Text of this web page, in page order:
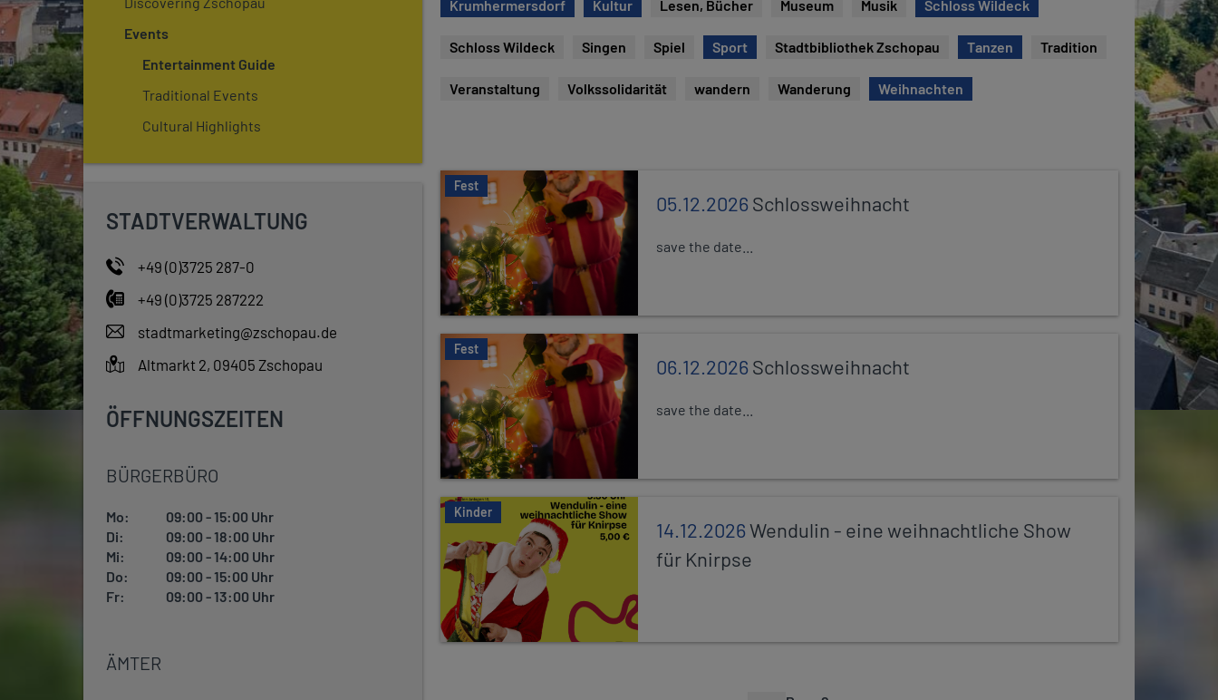
Events
Entertainment Guide
Traditional Events
Cultural Highlights
STADTVERWALTUNG
+49 (0)3725 287-0
+49 (0)3725 287222
stadtmarketing@zschopau.de
Altmarkt 2, 09405 Zschopau
ÖFFNUNGSZEITEN
BÜRGERBÜRO
Mo:
09:00 - 15:00 Uhr
Di:
09:00 - 18:00 Uhr
Mi:
09:00 - 14:00 Uhr
Do:
09:00 - 15:00 Uhr
Fr:
09:00 - 13:00 Uhr
ÄMTER
u
Krumhermersdorf Kultur Lesen, Bücher Museum Musik Schloss Wildeck
Schloss Wildeck Singen Spiel Sport Stadtbibliothek Zschopau Tanzen Tradition
Veranstaltung Volkssolidarität wandern Wanderung Weihnachten
Fest
05.12.2026Schlossweihnacht
save the date...
Fest
06.12.2026Schlossweihnacht
save the date...
Kinder
14.12.2026Wendulin - eine weihnachtliche Show
für Knirpse